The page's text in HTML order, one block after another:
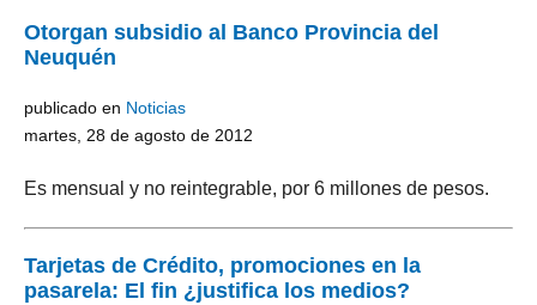
Otorgan subsidio al Banco Provincia del
Neuquén
publicado en Noticias
martes, 28 de agosto de 2012
Es mensual y no reintegrable, por 6 millones de pesos.
Tarjetas de Crédito, promociones en la
pasarela: El fin ¿justifica los medios?